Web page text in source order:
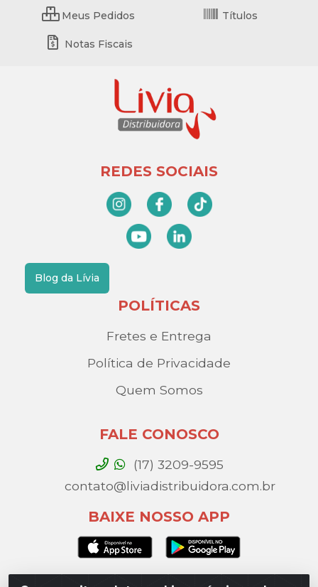
Meus Pedidos Títulos
Notas Fiscais
REDES SOCIAIS
Blog da Lívia
POLÍTICAS
Fretes e Entrega
Política de Privacidade
Quem Somos
FALE CONOSCO
(17) 3209-9595
contato@liviadistribuidora.com.br
BAIXE NOSSO APP